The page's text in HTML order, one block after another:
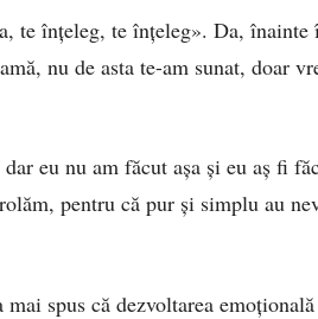
te înțeleg, te înțeleg». Da, înainte
nu de asta te-am sunat, doar
eu nu am făcut așa și eu aș fi
pentru că pur și simplu au
spus că dezvoltarea